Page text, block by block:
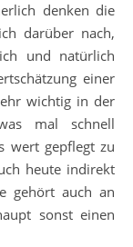
denken die
darüber nach,
und natürlich
einer
wichtig in der
mal schnell
wert gepflegt zu
heute indirekt
gehört auch an
sonst einen